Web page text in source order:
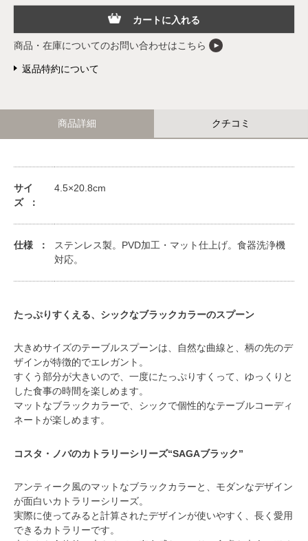
カートに入れる
商品・在庫についてのお問い合わせはこちら
返品特約について
商品詳細 クチコミ
サイ
ズ
4.5×20.8cm
仕様
ステンレス製。PVD加工・マット仕上げ。食器洗浄機
対応。
たっぷりすくえる、シックなブラックカラーのスプーン
大きめサイズのテーブルスプーンは、自然な曲線と、柄の先のデ
ザインが特徴的でエレガント。
すくう部分が大きいので、一度にたっぷりすくって、ゆっくりと
した食事の時間を楽しめます。
マットなブラックカラーで、シックで個性的なテーブルコーディ
ネートが楽しめます。
コスタ・ノバのカトラリーシリーズ“SAGAブラック”
アンティーク風のマットなブラックカラーと、モダンなデザイン
が面白いカトラリーシリーズ。
実際に使ってみると計算されたデザインが使いやすく、長く愛用
できるカトラリーです。